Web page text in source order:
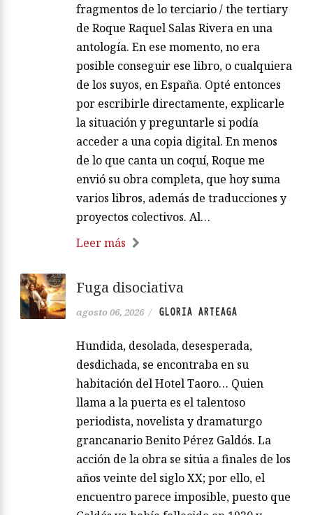
fragmentos de lo terciario / the tertiary
de Roque Raquel Salas Rivera en una
antología. En ese momento, no era
posible conseguir ese libro, o cualquiera
de los suyos, en España. Opté entonces
por escribirle directamente, explicarle
la situación y preguntarle si podía
acceder a una copia digital. En menos
de lo que canta un coquí, Roque me
envió su obra completa, que hoy suma
varios libros, además de traducciones y
proyectos colectivos. Al…
Leer más
Fuga disociativa
agosto 06, 2026 / GLORIA ARTEAGA
Hundida, desolada, desesperada,
desdichada, se encontraba en su
habitación del Hotel Taoro… Quien
llama a la puerta es el talentoso
periodista, novelista y dramaturgo
grancanario Benito Pérez Galdós. La
acción de la obra se sitúa a finales de los
años veinte del siglo XX; por ello, el
encuentro parece imposible, puesto que